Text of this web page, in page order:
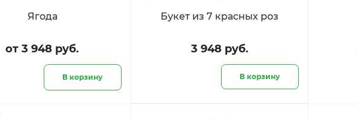
Ягода
от 3 948 руб.
В корзину
Букет из 7 красных роз
3 948 руб.
В корзину